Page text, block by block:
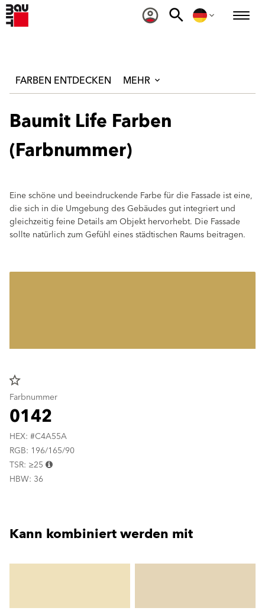
FARBEN ENTDECKEN MEHR
Baumit Life Farben
(Farbnummer)
Eine schöne und beeindruckende Farbe für die Fassade ist eine,
die sich in die Umgebung des Gebäudes gut integriert und
gleichzeitig feine Details am Objekt hervorhebt. Die Fassade
sollte natürlich zum Gefühl eines städtischen Raums beitragen.
star_border
Farbnummer
0142
HEX: #C4A55A
RGB: 196/165/90
TSR: ≥25
HBW: 36
Kann kombiniert werden mit